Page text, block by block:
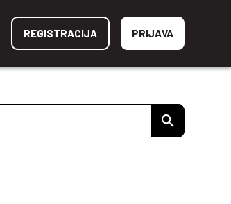
REGISTRACIJA PRIJAVA